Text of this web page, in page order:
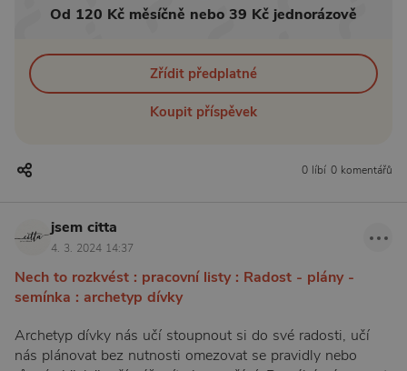
Od 120 Kč měsíčně nebo 39 Kč jednorázově
Zřídit předplatné
Koupit příspěvek
0 líbí 0 komentářů
jsem citta
4. 3. 2024 14:37
Nech to rozkvést : pracovní listy : Radost - plány -
semínka : archetyp dívky
Archetyp dívky nás učí stoupnout si do své radosti, učí
nás plánovat bez nutnosti omezovat se pravidly nebo